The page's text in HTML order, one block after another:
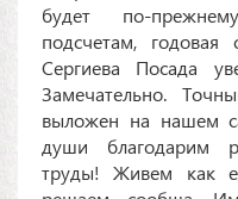
будет по-
подсчетам,
Сергиева Посада
Замечательно.
выложен на нашем
души благодарим
труды! Живем как